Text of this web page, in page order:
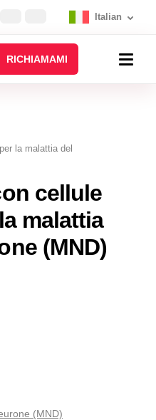
Italian
RICHIAMAMI
la malattia del
cellule
malattia
(MND)
(MND)